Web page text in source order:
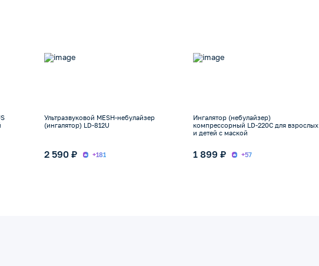
Ультразвуковой MESH-небулайзер
(ингалятор) LD-812U
2 590 ₽ +181
Ингалятор (небулайзер)
компрессорный LD-220C для взрослых
и детей с маской
1 899 ₽ +57